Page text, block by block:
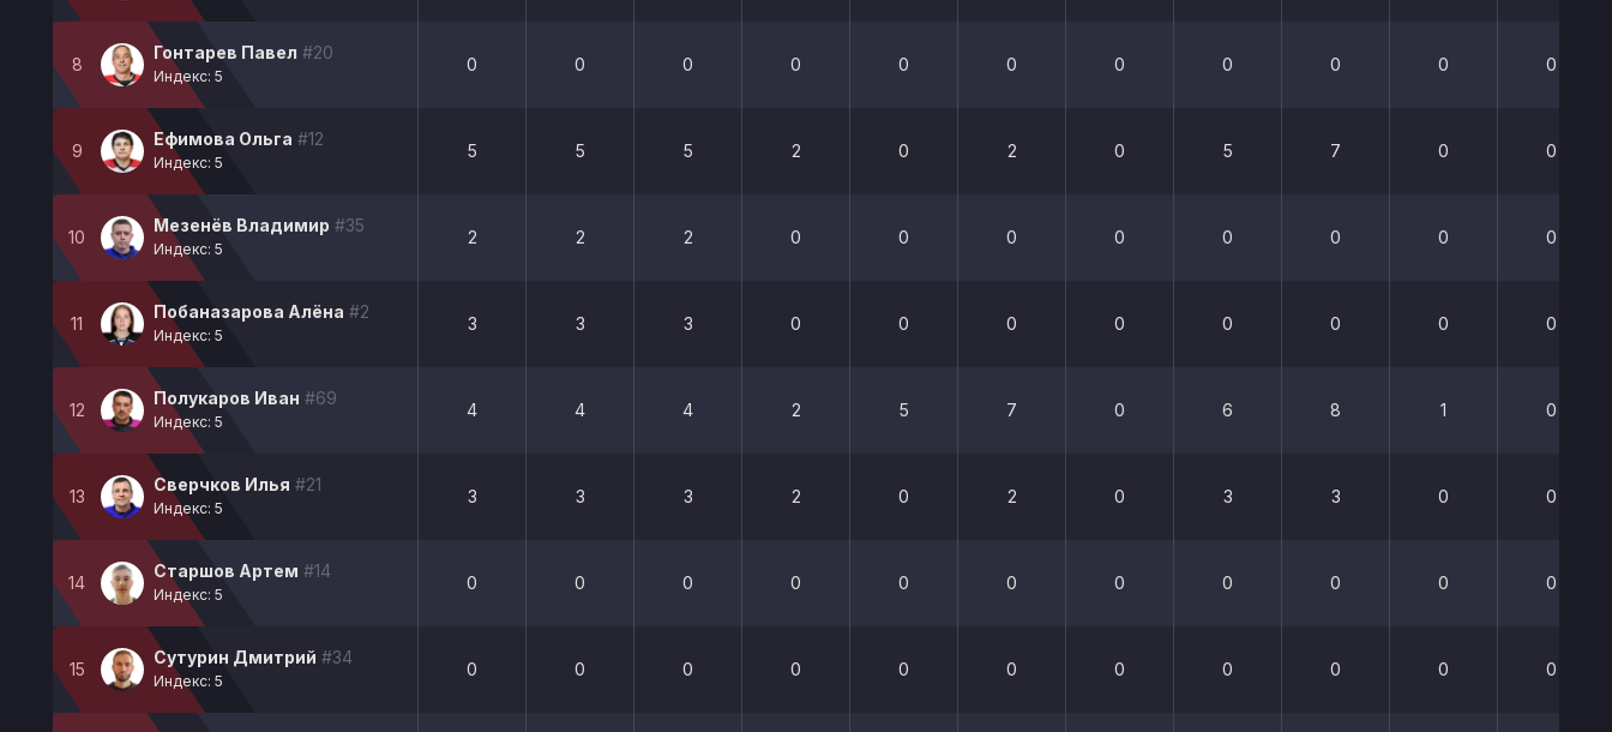
8
Гонтарев Павел #20
Индекс: 5
0 0 0 0 0 0 0 0 0 0 0
9
Ефимова Ольга #12
Индекс: 5
5 5 5 2 0 2 0 5 7 0 0
10
Мезенёв Владимир #35
Индекс: 5
2 2 2 0 0 0 0 0 0 0 0
11
Побаназарова Алёна #2
Индекс: 5
3 3 3 0 0 0 0 0 0 0 0
12
Полукаров Иван #69
Индекс: 5
4 4 4 2 5 7 0 6 8 1 0
13
Сверчков Илья #21
Индекс: 5
3 3 3 2 0 2 0 3 3 0 0
14
Старшов Артем #14
Индекс: 5
0 0 0 0 0 0 0 0 0 0 0
15
Сутурин Дмитрий #34
Индекс: 5
0 0 0 0 0 0 0 0 0 0 0